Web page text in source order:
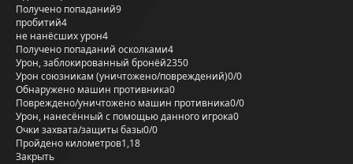
Получено попаданий9
пробитий4
не нанёсших урон4
Получено попаданий осколками4
Урон, заблокированный бронёй2350
Урон союзникам (уничтожено/повреждений)0/0
Обнаружено машин противника0
Повреждено/уничтожено машин противника0/0
Урон, нанесённый с помощью данного игрока0
Очки захвата/защиты базы0/0
Пройдено километров1,18
Закрыть